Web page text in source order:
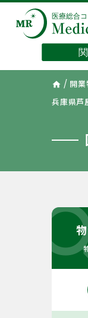
home / 開
兵庫県芦